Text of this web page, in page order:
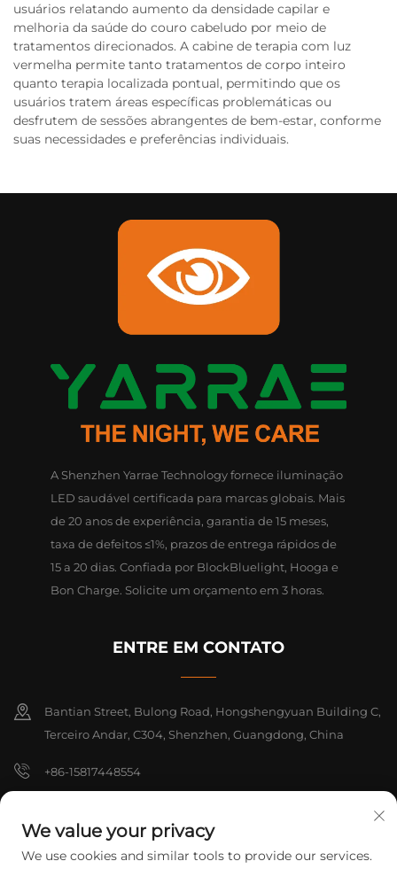
usuários relatando aumento da densidade capilar e
melhoria da saúde do couro cabeludo por meio de
tratamentos direcionados. A cabine de terapia com luz
vermelha permite tanto tratamentos de corpo inteiro
quanto terapia localizada pontual, permitindo que os
usuários tratem áreas específicas problemáticas ou
desfrutem de sessões abrangentes de bem-estar, conforme
suas necessidades e preferências individuais.
A Shenzhen Yarrae Technology fornece iluminação
LED saudável certificada para marcas globais. Mais
de 20 anos de experiência, garantia de 15 meses,
taxa de defeitos ≤1%, prazos de entrega rápidos de
15 a 20 dias. Confiada por BlockBluelight, Hooga e
Bon Charge. Solicite um orçamento em 3 horas.
ENTRE EM CONTATO
Bantian Street, Bulong Road, Hongshengyuan Building C,
Terceiro Andar, C304, Shenzhen, Guangdong, China
+86-15817448554
We value your privacy
We use cookies and similar tools to provide our services.